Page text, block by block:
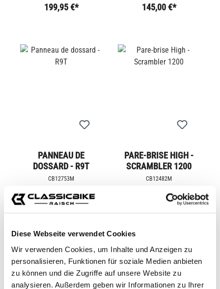
Diese Webseite verwendet Cookies
Wir verwenden Cookies, um Inhalte und Anzeigen zu
personalisieren, Funktionen für soziale Medien anbieten
zu können und die Zugriffe auf unsere Website zu
analysieren. Außerdem geben wir Informationen zu Ihrer
199,95 €* 145,00 €*
PANNEAU DE
DOSSARD - R9T
CB12753M
De189,95 €*
PARE-BRISE HIGH -
SCRAMBLER 1200
CB12482M
309,95 €*